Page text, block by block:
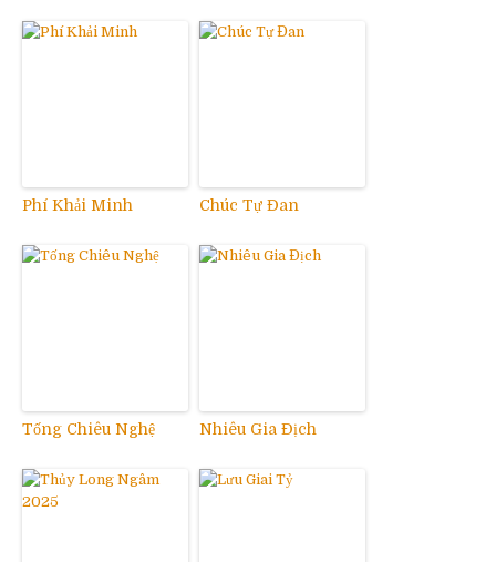
Phí Khải Minh Chúc Tự Đan
Tống Chiêu Nghệ Nhiêu Gia Địch